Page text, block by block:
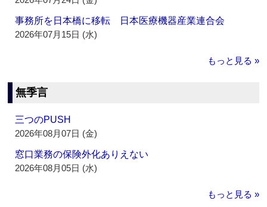
事務所を日本橋に移転 日本医療機器産業連合会
2026年07月15日 (水)
もっと見る »
無季言
三つのPUSH
2026年08月07日 (金)
窓口業務の保険外化ありえない
2026年08月05日 (水)
もっと見る »